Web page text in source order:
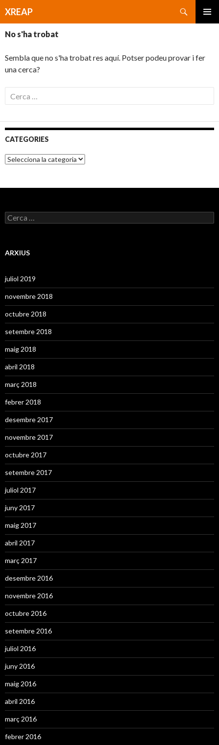
XREAP
AL
No s'ha trobat
Sembla que no s'ha trobat res aquí. Potser podeu provar i fer
una cerca?
e
c
a
CATEGORIES
C
a
r
C
e
a
ARXIUS
juliol 2019
novembre 2018
octubre 2018
setembre 2018
maig 2018
abril 2018
març 2018
febrer 2018
desembre 2017
novembre 2017
octubre 2017
setembre 2017
juliol 2017
juny 2017
maig 2017
abril 2017
març 2017
desembre 2016
novembre 2016
octubre 2016
setembre 2016
juliol 2016
juny 2016
maig 2016
abril 2016
març 2016
febrer 2016